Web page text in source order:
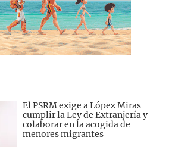
El PSRM exige a López Miras
cumplir la Ley de Extranjería y
colaborar en la acogida de
menores migrantes